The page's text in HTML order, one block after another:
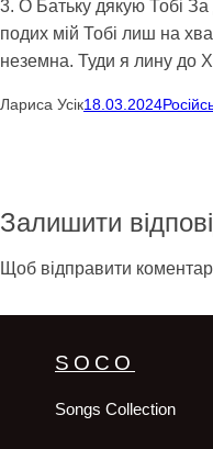
3. О Батьку дякую Тобі
подих мій Тобі лиш на
неземна. Туди я лину до
Лариса Усік18.03.2024
Залишити
Щоб відправити
SOCO
Songs Collection